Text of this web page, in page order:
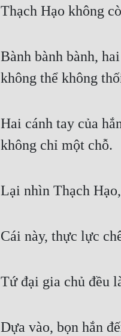
Thạch Hạo không
Bành bành bành,
không thể không
Hai cánh tay của
không chỉ một chỗ.
Lại nhìn Thạch
Cái này, thực lực
Tứ đại gia chủ đều
Dựa vào, bọn hắn